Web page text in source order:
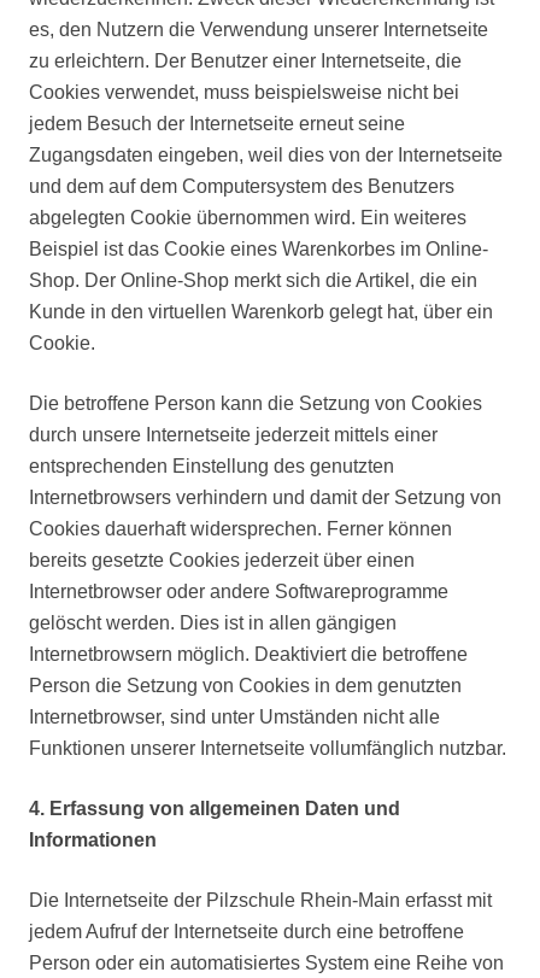
es, den Nutzern die Verwendung unserer Internetseite
zu erleichtern. Der Benutzer einer Internetseite, die
Cookies verwendet, muss beispielsweise nicht bei
jedem Besuch der Internetseite erneut seine
Zugangsdaten eingeben, weil dies von der Internetseite
und dem auf dem Computersystem des Benutzers
abgelegten Cookie übernommen wird. Ein weiteres
Beispiel ist das Cookie eines Warenkorbes im Online-
Shop. Der Online-Shop merkt sich die Artikel, die ein
Kunde in den virtuellen Warenkorb gelegt hat, über ein
Cookie.
Die betroffene Person kann die Setzung von Cookies
durch unsere Internetseite jederzeit mittels einer
entsprechenden Einstellung des genutzten
Internetbrowsers verhindern und damit der Setzung von
Cookies dauerhaft widersprechen. Ferner können
bereits gesetzte Cookies jederzeit über einen
Internetbrowser oder andere Softwareprogramme
gelöscht werden. Dies ist in allen gängigen
Internetbrowsern möglich. Deaktiviert die betroffene
Person die Setzung von Cookies in dem genutzten
Internetbrowser, sind unter Umständen nicht alle
Funktionen unserer Internetseite vollumfänglich nutzbar.
4. Erfassung von allgemeinen Daten und
Informationen
Die Internetseite der Pilzschule Rhein-Main erfasst mit
jedem Aufruf der Internetseite durch eine betroffene
Person oder ein automatisiertes System eine Reihe von